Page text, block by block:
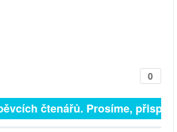
0
čtenářů. Prosíme, přispějte. ➥